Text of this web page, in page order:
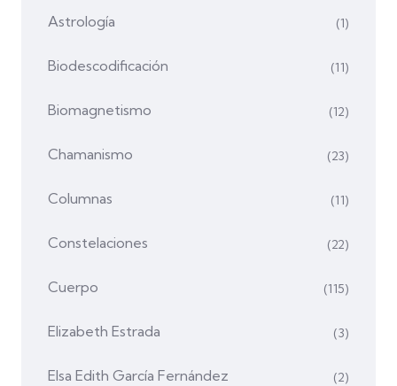
Astrología (1)
Biodescodificación (11)
Biomagnetismo (12)
Chamanismo (23)
Columnas (11)
Constelaciones (22)
Cuerpo (115)
Elizabeth Estrada (3)
Elsa Edith García Fernández (2)